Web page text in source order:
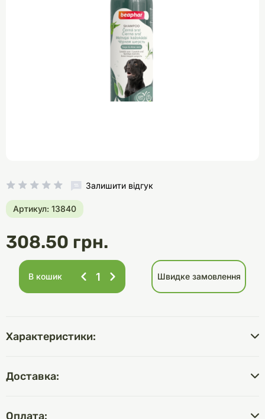
Залишити відгук
Артикул: 13840
308.50 грн.
В кошик Швидке замовлення
Характеристики:
Доставка:
Оплата: